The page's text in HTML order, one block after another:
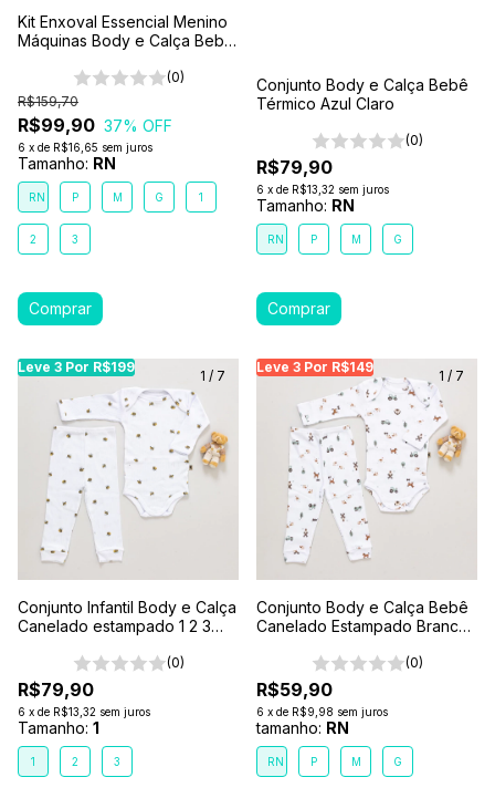
Kit Enxoval Essencial Menino
Máquinas Body e Calça Bebê
Premium
(0)
R$99,90
R$159,70
37% OFF
6 x de R$16,65 sem juros
Tamanho: RN
RN P M G 1
2 3
Conjunto Body e Calça Bebê
Térmico Azul Claro
(0)
R$79,90
6 x de R$13,32 sem juros
Tamanho: RN
RN P M G
Leve 3 Por R$199
Leve 3 Por R$199 Leve 3 Por R$199 Leve
1 / 7
Conjunto Infantil Body e Calça
Canelado estampado 1 2 3
(0)
R$79,90
6 x de R$13,32 sem juros
Tamanho: 1
1 2 3
Leve 3 Por R$149
Leve 3 Por R$149
1 / 7
Conjunto Body e Calça Bebê
Canelado Estampado Branco-
(0)
R$59,90
6 x de R$9,98 sem juros
tamanho: RN
RN P M G